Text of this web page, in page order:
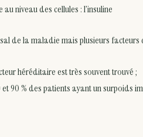
niveau des cellules : l’insuline
de la maladie mais plusieurs facteurs
héréditaire est très souvent trouvé ;
et 90 % des patients ayant un surpoids